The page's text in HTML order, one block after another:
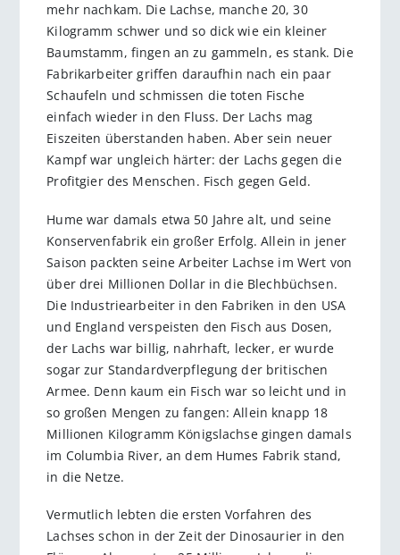
mehr nachkam. Die Lachse, manche 20, 30
Kilogramm schwer und so dick wie ein kleiner
Baumstamm, fingen an zu gammeln, es stank. Die
Fabrikarbeiter griffen daraufhin nach ein paar
Schaufeln und schmissen die toten Fische
einfach wieder in den Fluss. Der Lachs mag
Eiszeiten überstanden haben. Aber sein neuer
Kampf war ungleich härter: der Lachs gegen die
Profitgier des Menschen. Fisch gegen Geld.
Hume war damals etwa 50 Jahre alt, und seine
Konservenfabrik ein großer Erfolg. Allein in jener
Saison packten seine Arbeiter Lachse im Wert von
über drei Millionen Dollar in die Blechbüchsen.
Die Industriearbeiter in den Fabriken in den USA
und England verspeisten den Fisch aus Dosen,
der Lachs war billig, nahrhaft, lecker, er wurde
sogar zur Standardverpflegung der britischen
Armee. Denn kaum ein Fisch war so leicht und in
so großen Mengen zu fangen: Allein knapp 18
Millionen Kilogramm Königslachse gingen damals
im Columbia River, an dem Humes Fabrik stand,
in die Netze.
Vermutlich lebten die ersten Vorfahren des
Lachses schon in der Zeit der Dinosaurier in den